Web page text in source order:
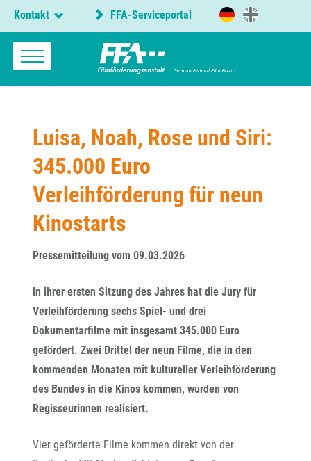
Kontakt FFA-Serviceportal
Luisa, Noah, Rose und Siri:
345.000 Euro
Verleihförderung für neun
Kinostarts
Pressemitteilung vom 09.03.2026
In ihrer ersten Sitzung des Jahres hat die Jury für
Verleihförderung sechs Spiel- und drei
Dokumentarfilme mit insgesamt 345.000 Euro
gefördert. Zwei Drittel der neun Filme, die in den
kommenden Monaten mit kultureller Verleihförderung
des Bundes in die Kinos kommen, wurden von
Regisseurinnen realisiert.
Vier geförderte Filme kommen direkt von der